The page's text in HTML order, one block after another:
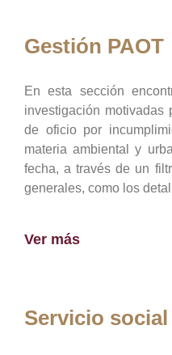
Gestión PAOT
En esta sección
investigación motivadas
de oficio por
materia ambiental y
fecha, a través de un
generales, como los
Ver más
Servicio social